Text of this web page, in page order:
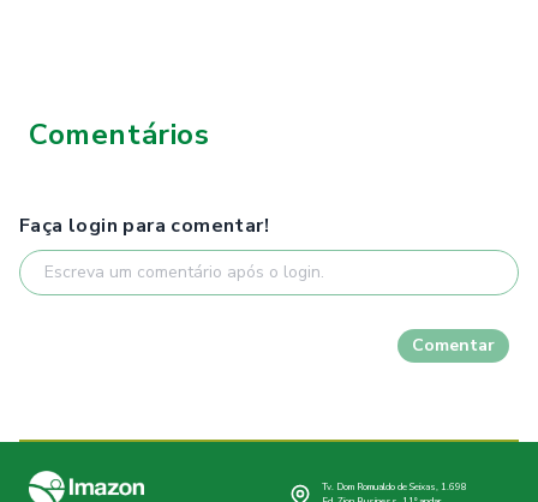
Comentários
Faça login para comentar!
Comentar
Tv. Dom Romualdo de Seixas, 1.698